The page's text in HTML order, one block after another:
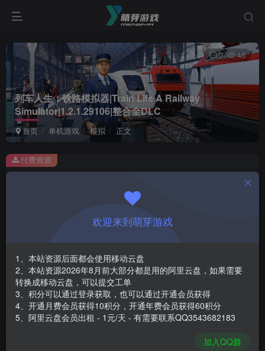
列车人生：铁路模拟器|Train Life A Railway
Simulator|1.2.1.29106|整合全DLC
首页 单机游戏 模拟 正文
0 46
此内容为付费资源，请付费后查看
￥1
免费
登录购买
安装包大小
游戏本体大小
19.96 GB
付费资源
欢迎来到萌芽游戏
1、本站资源后面都会使用移动云盘
2、本站资源2026年8月前大部分都是用的阿里云盘，如果需要
转换成移动云盘，可以提交工单
3、积分可以通过登录获取，也可以通过开通会员获得
4、开通月费会员获得10积分，开通年费会员获得60积分
5、阿里云盘会员出租 - 1元/天 - 有需要联系QQ3543682183
加入QQ群